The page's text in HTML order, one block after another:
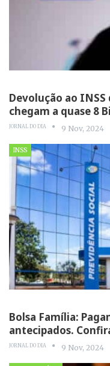
Devolução ao
chegam a quase 8
JORNAL DO DIA 9 Nov, 2024
INSS
Bolsa Família:
antecipados.
JORNAL DO DIA 9 Nov, 2024